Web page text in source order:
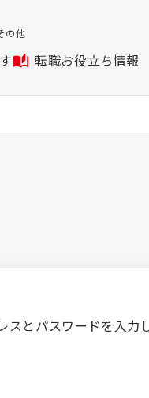
の他
転職お役立ち情報
とパスワードを入力